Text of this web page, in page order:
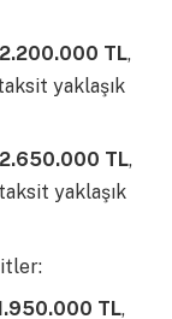
2.200.000 TL,
yaklaşık
2.650.000 TL,
yaklaşık
TL,